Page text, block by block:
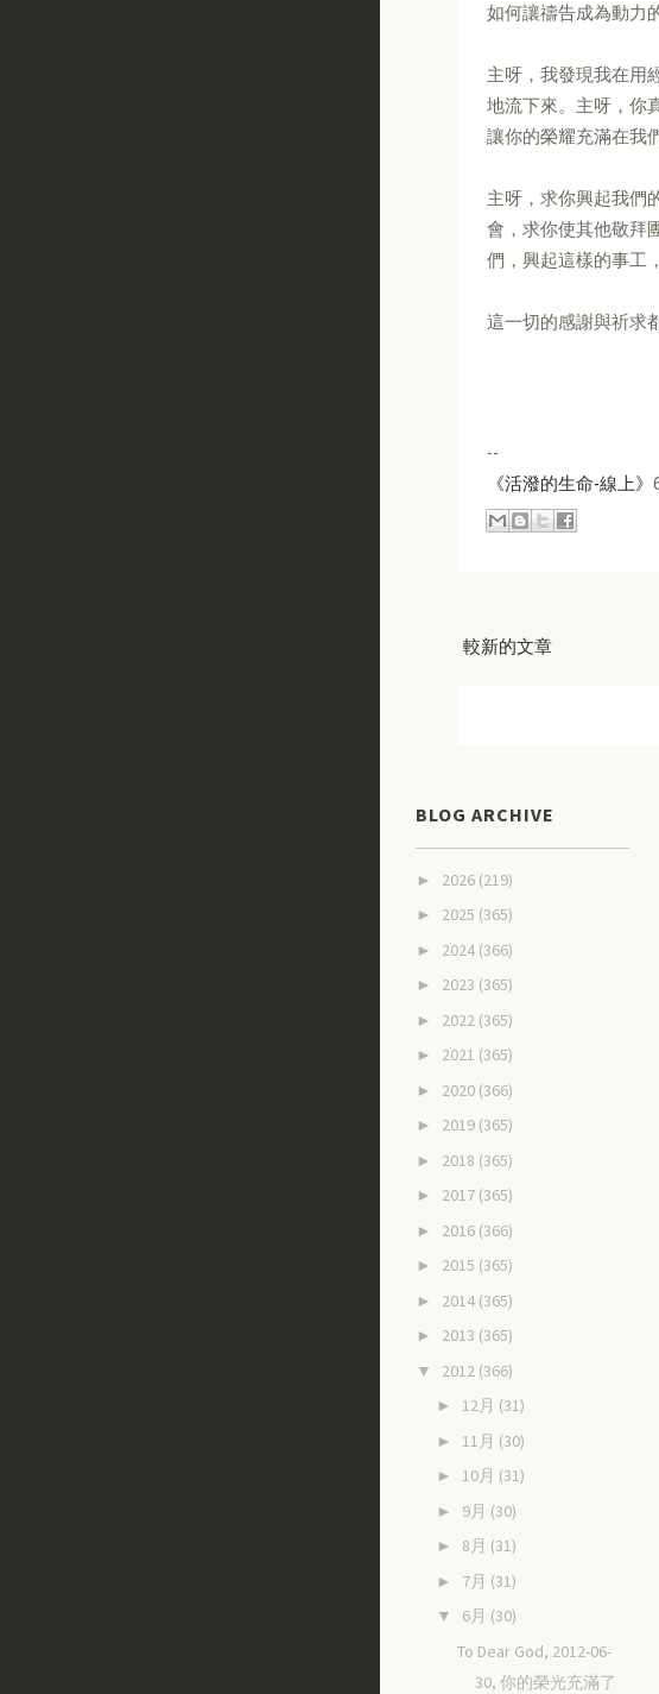
如何讓禱告成為動力
主呀，我發現我在用
地流下來。主呀，你
讓你的榮耀充滿在我
主呀，求你興起我們
會，求你使其他敬拜
們，興起這樣的事工
這一切的感謝與祈求
--
《活潑的生命-線上》
較新的文章
BLOG ARCHIVE
► 2026 (219)
► 2025 (365)
► 2024 (366)
► 2023 (365)
► 2022 (365)
► 2021 (365)
► 2020 (366)
► 2019 (365)
► 2018 (365)
► 2017 (365)
► 2016 (366)
► 2015 (365)
► 2014 (365)
► 2013 (365)
▼ 2012 (366)
► 12月 (31)
► 11月 (30)
► 10月 (31)
► 9月 (30)
► 8月 (31)
► 7月 (31)
▼ 6月 (30)
To Dear God, 2012-06-
30, 你的榮光充滿了